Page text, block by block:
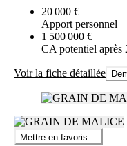
20 000 €
Apport personnel
1 500 000 €
CA potentiel après
Voir la fiche détaillée
Mettre en favoris